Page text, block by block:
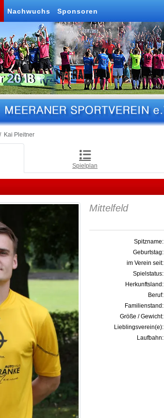
Nachwuchs Sponsoren
Kai Pleitner
Spielplan
Mittelfeld
Spitzname:
Geburtstag:
im Verein seit:
Spielstatus:
Herkunftsland:
Beruf:
Familienstand:
Größe / Gewicht:
Lieblingsverein(e):
Laufbahn: